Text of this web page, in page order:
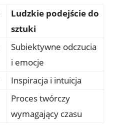
Ludzkie podejście do
sztuki
Subiektywne odczucia
i emocje
Inspiracja i intuicja
Proces twórczy
wymagający czasu